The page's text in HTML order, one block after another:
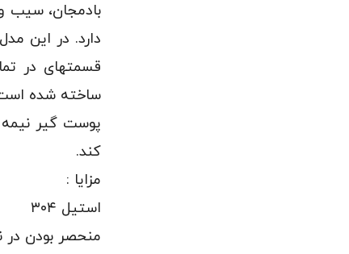
بادمجان، سیب
دارد. در این
ساخته شده
کند.
مزایا :
استیل ۳۰۴
منحصر بودن در